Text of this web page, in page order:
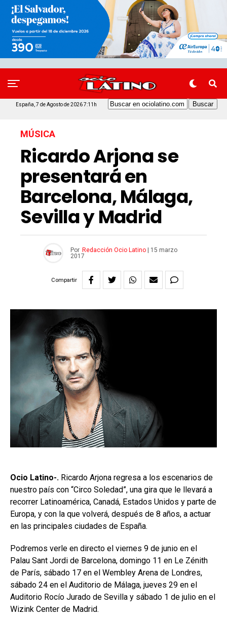
España, 7 de Agosto de 2026 7:11h
MÚSICA
Ricardo Arjona se
presentará en
Barcelona, Málaga,
Sevilla y Madrid
Por Redacción Ocio Latino
15 marzo
2017
Compartir
Ocio Latino-. Ricardo Arjona regresa a los escenarios de
nuestro país con “Circo Soledad”, una gira que le llevará a
recorrer Latinoamérica, Canadá, Estados Unidos y parte de
Europa, y con la que volverá, después de 8 años, a actuar
en las principales ciudades de España.
Podremos verle en directo el viernes 9 de junio en el
Palau Sant Jordi de Barcelona, domingo 11 en Le Zénith
de París, sábado 17 en el Wembley Arena de Londres,
sábado 24 en el Auditorio de Málaga, jueves 29 en el
Auditorio Rocío Jurado de Sevilla y sábado 1 de julio en el
Wizink Center de Madrid.